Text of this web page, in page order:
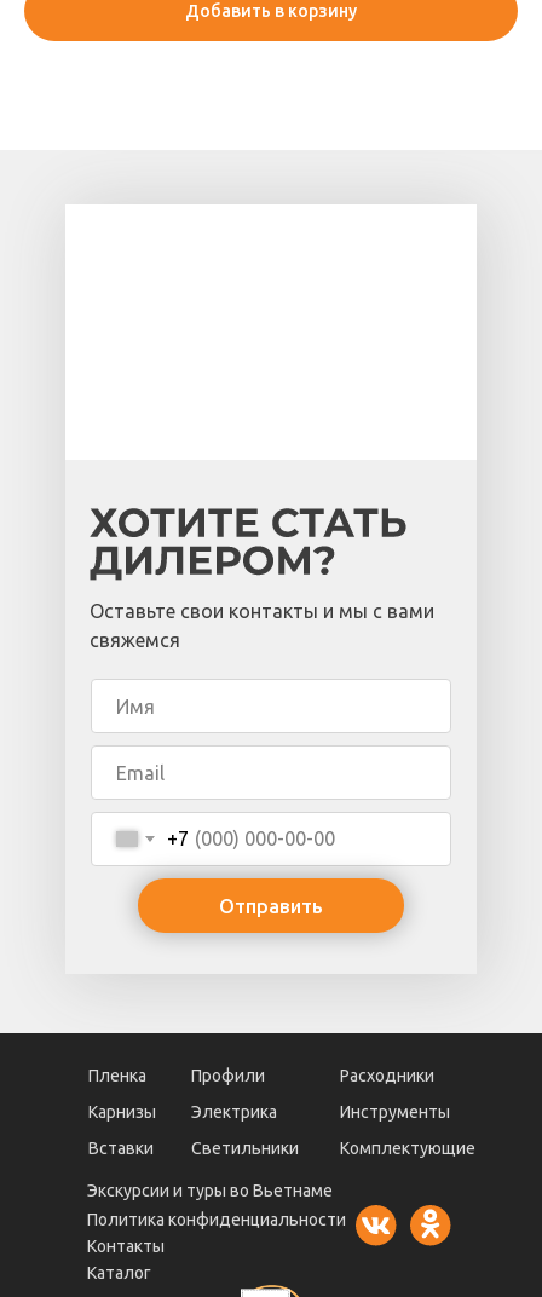
Добавить в корзину
+7
Отправить
Оставьте свои контакты и мы с вами
свяжемся
Пленка Профили
Вставки Комплектующие
Светильники
Карнизы Электрика Инструменты
Политика конфиденциальности
Экскурсии и туры во Вьетнаме
Каталог
Контакты
Расходники